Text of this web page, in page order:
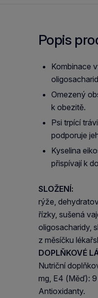
Popis
Kombinace
Omezený
k obezitě.
Psi trpící
podporuje
Kyselina
přispívají k
SLOŽENÍ:
rýže,
řízky, sušená
oligosacharidy,
z měsíčku
DOPLŇKOVÉ
Nutriční
mg, E4 (Měď): 9
Antioxidanty.